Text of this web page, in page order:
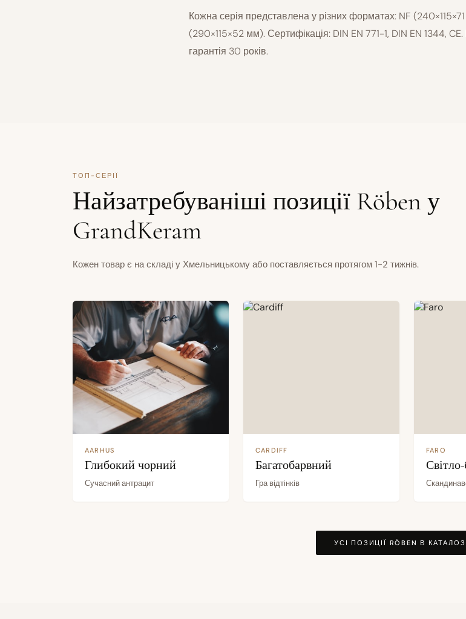
Кожна серія представлена у різних форматах: NF
(290×115×52 мм). Сертифікація: DIN EN 771-1, DIN EN 1344, CE.
гарантія 30 років.
ТОП-СЕРІЇ
Найзатребуваніші позиції Röben у
GrandKeram
Кожен товар є на складі у Хмельницькому або поставляється протягом 1-2 тижнів.
AARHUS
Глибокий чорний
Сучасний антрацит
CARDIFF
Багатобарвний
Гра відтінків
FARO
УСІ ПОЗИЦІЇ RÖBEN В